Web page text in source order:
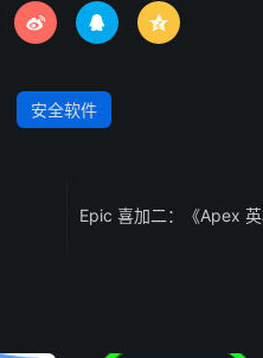
  
安全软件
Epic 喜加二：《Apex